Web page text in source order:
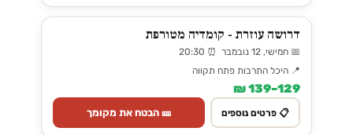
דרושה עוזרת - קומדיה מטורפת
📅 חמישי, 12 נובמבר ⏰ 20:30
📍 היכל התרבות פתח תקווה
129–139 ₪
📋 פרטים נוספים 🎫 הבטח את מקומך